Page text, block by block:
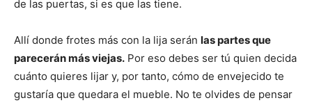
de las puertas, si es que las tiene.
Allí donde frotes más con la lija serán las partes que
parecerán más viejas. Por eso debes ser tú quien decida
cuánto quieres lijar y, por tanto, cómo de envejecido te
gustaría que quedara el mueble. No te olvides de pensar